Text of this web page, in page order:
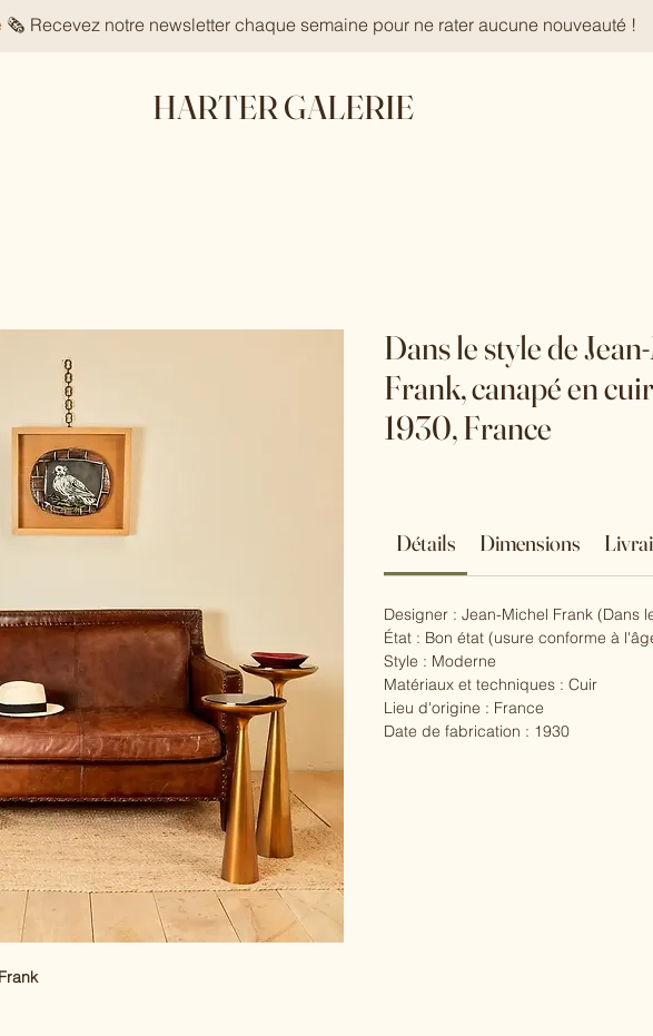
🗞️ Recevez notre newsletter chaque semaine pour ne rater aucune nouveauté !
HARTER GALERIE
Dans le style de
Frank, canapé en
1930, France
Détails Dimensions
Designer : Jean-Michel Frank (Dans
État : Bon état (usure conforme à
Style : Moderne
Matériaux et techniques : Cuir
Lieu d'origine : France
Date de fabrication : 1930